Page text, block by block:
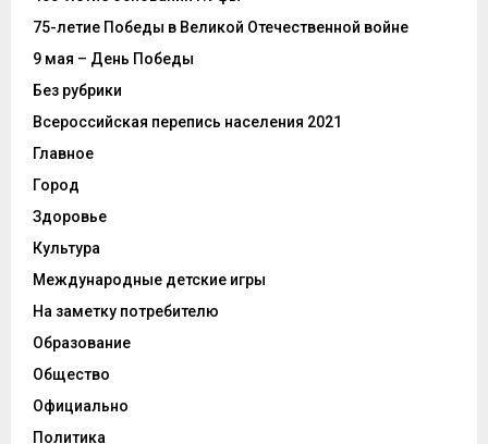
75-летие Победы в Великой Отечественной войне
9 мая – День Победы
Без рубрики
Всероссийская перепись населения 2021
Главное
Город
Здоровье
Культура
Международные детские игры
На заметку потребителю
Образование
Общество
Официально
Политика